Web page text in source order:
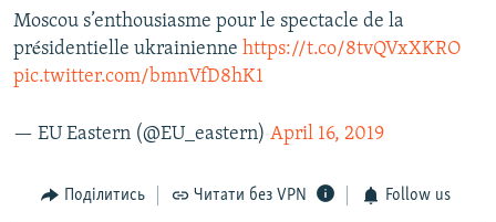
Moscou s’enthousiasme pour le spectacle de la
présidentielle ukrainienne https://t.co/8tvQVxXKRO
pic.twitter.com/bmnVfD8hK1
— EU Eastern (@EU_eastern) April 16, 2019
Поділитись Читати без VPN Follow us